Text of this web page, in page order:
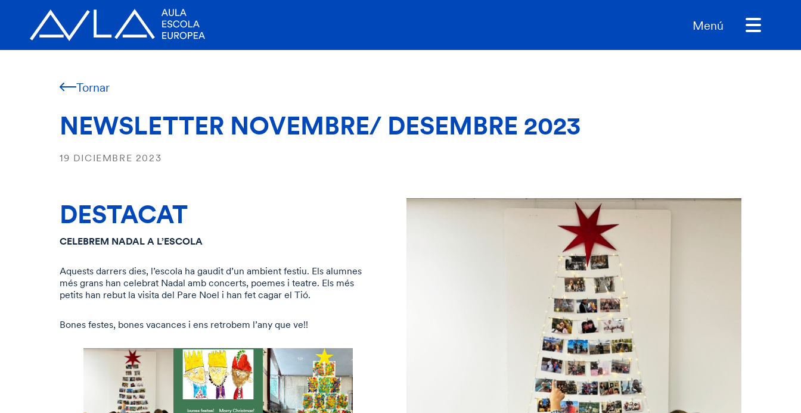
Menú
Tornar
NEWSLETTER NOVEMBRE/ DESEMBRE 2023
19 DICIEMBRE 2023
DESTACAT
CELEBREM NADAL A L’ESCOLA
Aquests darrers dies, l’escola ha gaudit d’un ambient festiu. Els alumnes
més grans han celebrat Nadal amb concerts, poemes i teatre. Els més
petits han rebut la visita del Pare Noel i han fet cagar el Tió.
Bones festes, bones vacances i ens retrobem l’any que ve!!